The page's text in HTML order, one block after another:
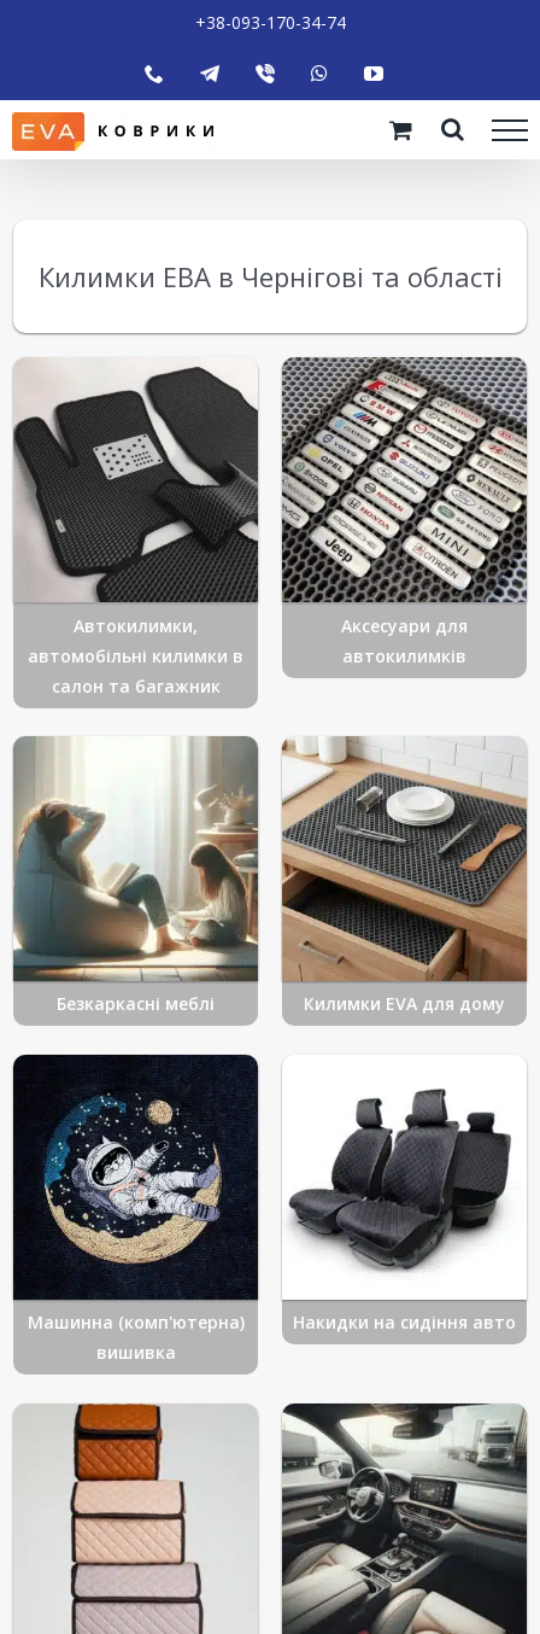
+38-093-170-34-74
Килимки ЕВА в Чернігові та області
Автокилимки,
автомобільні килимки в
салон та багажник
Аксесуари для
автокилимків
Безкаркасні меблі Килимки EVA для дому
Машинна (комп'ютерна)
вишивка
Накидки на сидіння авто